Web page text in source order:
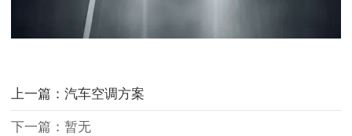
上一篇：汽车空调方案
下一篇：暂无